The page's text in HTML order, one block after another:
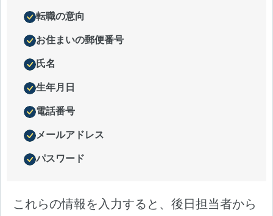
転職の意向
お住まいの郵便番号
氏名
生年月日
電話番号
メールアドレス
パスワード
これらの情報を入力すると、後日担当者から